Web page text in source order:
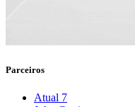
Parceiros
Atual 7